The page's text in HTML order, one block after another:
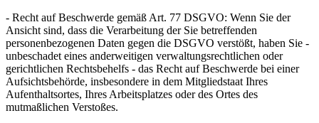
- Recht auf Beschwerde gemäß Art. 77 DSGVO: Wenn Sie der
Ansicht sind, dass die Verarbeitung der Sie betreffenden
personenbezogenen Daten gegen die DSGVO verstößt, haben Sie -
unbeschadet eines anderweitigen verwaltungsrechtlichen oder
gerichtlichen Rechtsbehelfs - das Recht auf Beschwerde bei einer
Aufsichtsbehörde, insbesondere in dem Mitgliedstaat Ihres
Aufenthaltsortes, Ihres Arbeitsplatzes oder des Ortes des
mutmaßlichen Verstoßes.